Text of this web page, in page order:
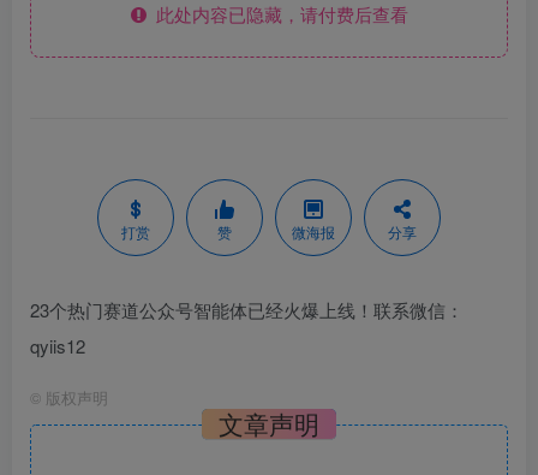
此处内容已隐藏，请付费后查看
打赏 赞 微海报 分享
23个热门赛道公众号智能体已经火爆上线！联系微信：
qyiis12
© 版权声明
文章声明